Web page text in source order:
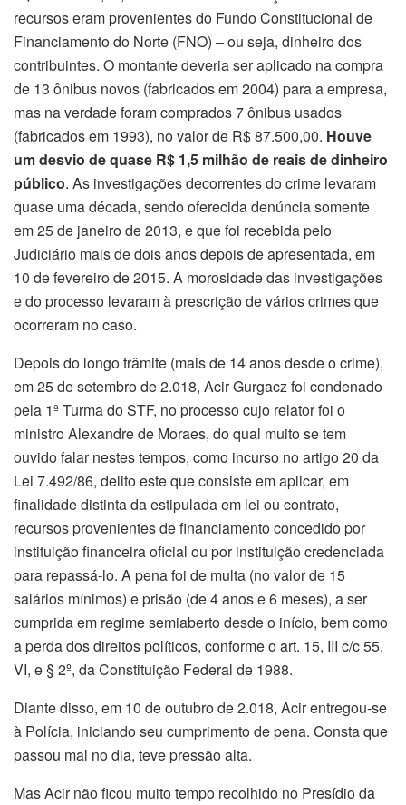
recursos eram provenientes do Fundo Constitucional de
Financiamento do Norte (FNO) – ou seja, dinheiro dos
contribuintes. O montante deveria ser aplicado na compra
de 13 ônibus novos (fabricados em 2004) para a empresa,
mas na verdade foram comprados 7 ônibus usados
(fabricados em 1993), no valor de R$ 87.500,00. Houve
um desvio de quase R$ 1,5 milhão de reais de dinheiro
público. As investigações decorrentes do crime levaram
quase uma década, sendo oferecida denúncia somente
em 25 de janeiro de 2013, e que foi recebida pelo
Judiciário mais de dois anos depois de apresentada, em
10 de fevereiro de 2015. A morosidade das investigações
e do processo levaram à prescrição de vários crimes que
ocorreram no caso.
Depois do longo trâmite (mais de 14 anos desde o crime),
em 25 de setembro de 2.018, Acir Gurgacz foi condenado
pela 1ª Turma do STF, no processo cujo relator foi o
ministro Alexandre de Moraes, do qual muito se tem
ouvido falar nestes tempos, como incurso no artigo 20 da
Lei 7.492/86, delito este que consiste em aplicar, em
finalidade distinta da estipulada em lei ou contrato,
recursos provenientes de financiamento concedido por
instituição financeira oficial ou por instituição credenciada
para repassá-lo. A pena foi de multa (no valor de 15
salários mínimos) e prisão (de 4 anos e 6 meses), a ser
cumprida em regime semiaberto desde o início, bem como
a perda dos direitos políticos, conforme o art. 15, III c/c 55,
VI, e § 2º, da Constituição Federal de 1988.
Diante disso, em 10 de outubro de 2.018, Acir entregou-se
à Polícia, iniciando seu cumprimento de pena. Consta que
passou mal no dia, teve pressão alta.
Mas Acir não ficou muito tempo recolhido no Presídio da